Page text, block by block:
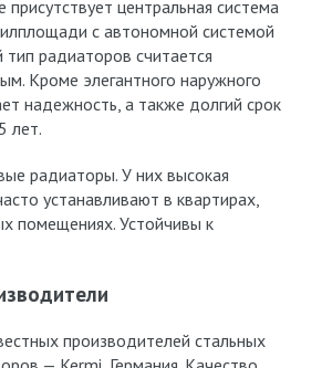
центральная система
с автономной системой
радиаторов считается
Кроме элегантного наружного
надежность, а также долгий срок
лет.
радиаторы. У них высокая
устанавливают в квартирах,
помещениях. Устойчивы к
производителей стальных